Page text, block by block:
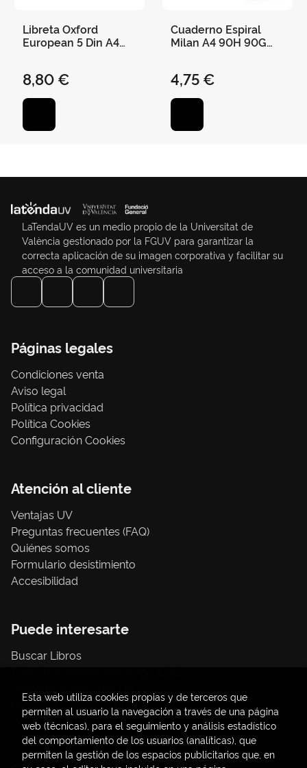
Libreta Oxford
European 5 Din A4
Separadoras
8,80 €
Cuaderno Espiral
Milan A4 90H 90G
4,75 €
LaTendaUV es un medio propio de la Universitat de
València gestionado por la FGUV para garantizar la
correcta aplicación de su imagen corporativa y facilitar su
acceso a la comunidad universitaria
Páginas legales
Condiciones venta
Aviso legal
Política privacidad
Política Cookies
Configuración Cookies
Atención al cliente
Ventajas UV
Preguntas frecuentes (FAQ)
Quiénes somos
Formulario desistimiento
Accesibilidad
Puede interesarte
Buscar Libros
Papelería / material oficina
Consumo Sostenible
Esta web utiliza cookies propias y de terceros que
permiten al usuario la navegación a través de una página
web (técnicas), para el seguimiento y análisis estadístico
del comportamiento de los usuarios (analíticas), que
permiten la gestión de los espacios publicitarios que, en